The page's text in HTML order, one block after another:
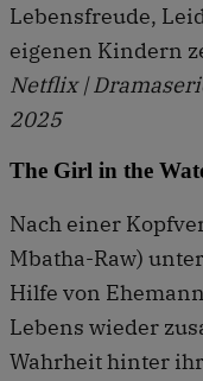
Lebensfreude,
eigenen Kindern
Netflix |
2025
The Girl in the
Nach einer
Mbatha-Raw)
Hilfe von
Lebens wieder
Wahrheit hinter